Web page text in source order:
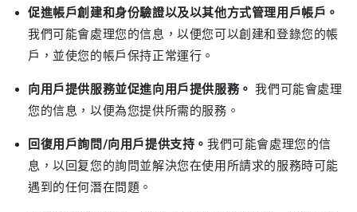
促進帳戶創建和身份驗證以及以其他方式管理用戶帳戶。
我們可能會處理您的信息，以便您可以創建和登錄您的帳
戶，並使您的帳戶保持正常運行。
向用戶提供服務並促進向用戶提供服務。我們可能會處理
您的信息，以便為您提供所需的服務。
回復用戶詢問/向用戶提供支持。 我們可能會處理您的信
息，以回复您的詢問並解決您在使用所請求的服務時可能
遇到的任何潛在問題。